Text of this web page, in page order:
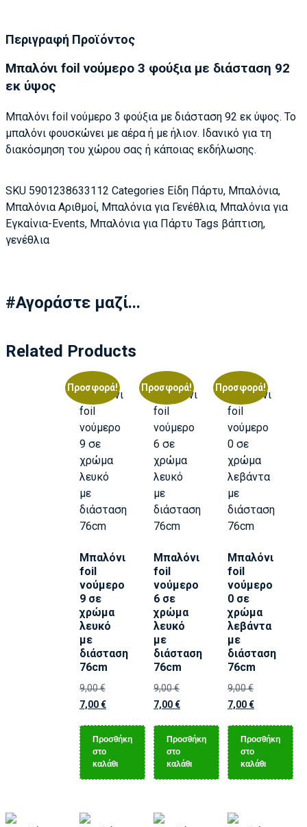
Περιγραφή Προϊόντος
Μπαλόνι foil νούμερο 3 φούξια με διάσταση 92
εκ ύψος
Μπαλόνι foil νούμερο 3 φούξια με διάσταση 92 εκ ύψος. Το
μπαλόνι φουσκώνει με αέρα ή με ήλιον. Ιδανικό για τη
διακόσμηση του χώρου σας ή κάποιας εκδήλωσης.
SKU 5901238633112 Categories Είδη Πάρτυ, Μπαλόνια,
Μπαλόνια Αριθμοί, Μπαλόνια για Γενέθλια, Μπαλόνια για
Εγκαίνια-Events, Μπαλόνια για Πάρτυ Tags βάπτιση,
γενέθλια
#Αγοράστε μαζί...
Related Products
Προσφορά!
Μπαλόνι
foil
νούμερο
9 σε
χρώμα
λευκό
με
διάσταση
76cm
9,00€
7,00€
Προσθήκη
στο
καλάθι
Προσφορά!
Μπαλόνι
foil
νούμερο
6 σε
χρώμα
λευκό
με
διάσταση
76cm
9,00€
7,00€
Προσθήκη
στο
καλάθι
Προσφορά!
Μπαλόνι
foil
νούμερο
0 σε
χρώμα
λεβάντα
με
διάσταση
76cm
9,00€
7,00€
Προσθήκη
στο
καλάθι